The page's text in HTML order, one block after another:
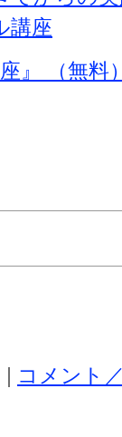
』 （無料
| コメント